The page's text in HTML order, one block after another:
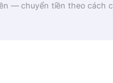
— chuyển tiền theo cách